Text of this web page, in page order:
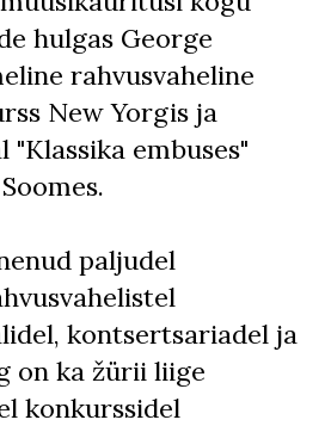
hulgas George
rahvusvaheline
New Yorgis ja
"Klassika embuses"
paljudel
kontsertsariadel ja
on ka žürii liige
konkurssidel